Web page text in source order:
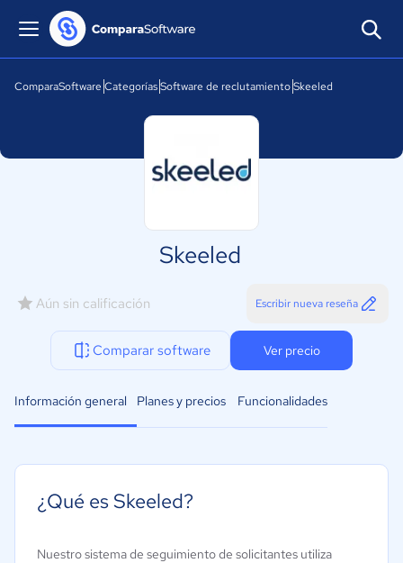
ComparaSoftware CategoríasSoftware de reclutamientoSkeeled
Skeeled
Aún sin calificación Escribir nueva reseña
Comparar software Ver precio
Información general Planes y precios Funcionalidades
¿Qué es Skeeled?
Nuestro sistema de seguimiento de solicitantes utiliza